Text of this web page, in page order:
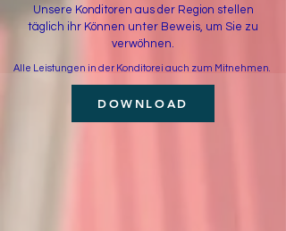
Unsere Konditoren aus der Region stellen
täglich ihr Können unter Beweis, um Sie zu
verwöhnen.
Alle Leistungen in der Konditorei auch zum Mitnehmen.
DOWNLOAD